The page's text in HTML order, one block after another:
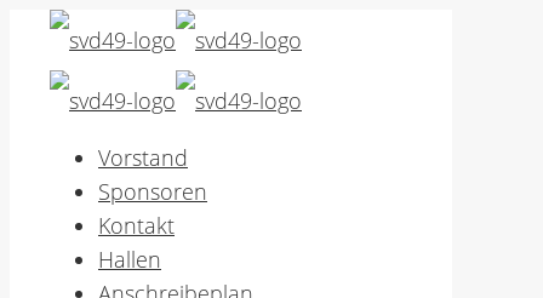
Vorstand
Sponsoren
Kontakt
Hallen